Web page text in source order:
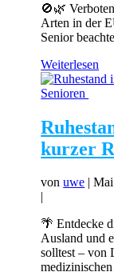
🚫🌿
Arten in der
Senior
Weiterlesen
kurzer
vonuwe |
🌴 Entdecke
Ausland und
solltest – von